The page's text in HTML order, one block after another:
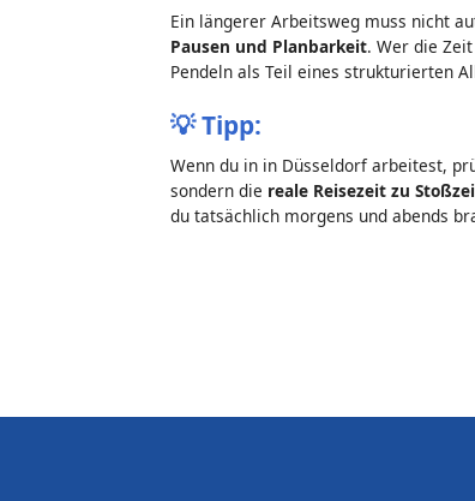
Ein längerer Arbeitsweg muss nicht
Pausen und Planbarkeit. Wer die
Pendeln als Teil eines strukturierten
💡Tipp:
Wenn du in in Düsseldorf arbeitest,
sondern die reale Reisezeit zu
du tatsächlich morgens und abends